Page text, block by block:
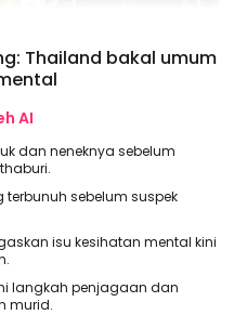
Thailand bakal umum
AI
dan neneknya sebelum
sebelum suspek
isu kesihatan mental kini
langkah penjagaan dan
murid.